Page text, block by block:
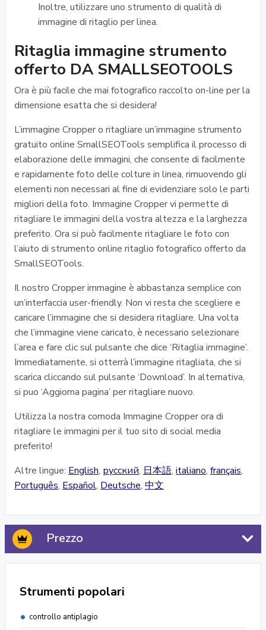
Inoltre, utilizzare uno strumento di qualità di
immagine di ritaglio per linea.
Ritaglia immagine strumento
offerto DA SMALLSEOTOOLS
Ora è più facile che mai fotografico raccolto on-line per la
dimensione esatta che si desidera!
L’immagine Cropper o ritagliare un’immagine strumento
gratuito online SmallSEOTools semplifica il processo di
elaborazione delle immagini, che consente di facilmente
e rapidamente foto delle colture in linea, rimuovendo gli
elementi non necessari al fine di evidenziare solo le parti
migliori della foto. Immagine Cropper vi permette di
ritagliare le immagini della vostra altezza e la larghezza
preferito. Ora si può facilmente ritagliare le foto con
l’aiuto di strumento online ritaglio fotografico offerto da
SmallSEOTools.
Il nostro Cropper immagine è abbastanza semplice con
un’interfaccia user-friendly. Non vi resta che scegliere e
caricare l’immagine che si desidera ritagliare. Una volta
che l’immagine viene caricato, è necessario selezionare
l’area e fare clic sul pulsante che dice ‘Ritaglia immagine’.
Immediatamente, si otterrà l’immagine ritagliata, che si
scarica cliccando sul pulsante ‘Download’. In alternativa,
si puo ‘Aggiorna pagina’ per ritagliare nuovo.
Utilizza la nostra comoda Immagine Cropper ora di
ritagliare le immagini per il tuo sito di social media
preferito!
Altre lingue: English, русский, 日本語, italiano, français,
Português, Español, Deutsche, 中文
Prezzo
Strumenti popolari
controllo antiplagio